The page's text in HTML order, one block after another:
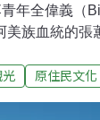
年全偉義（
美族血統的張
用雙腳與鏡
原住民文化